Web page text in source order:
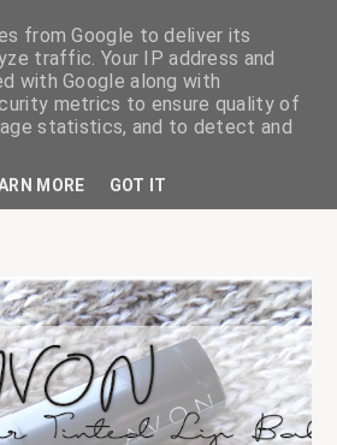
from Google to deliver its
traffic. Your IP address and
with Google along with
metrics to ensure quality of
statistics, and to detect and
MORE GOT IT